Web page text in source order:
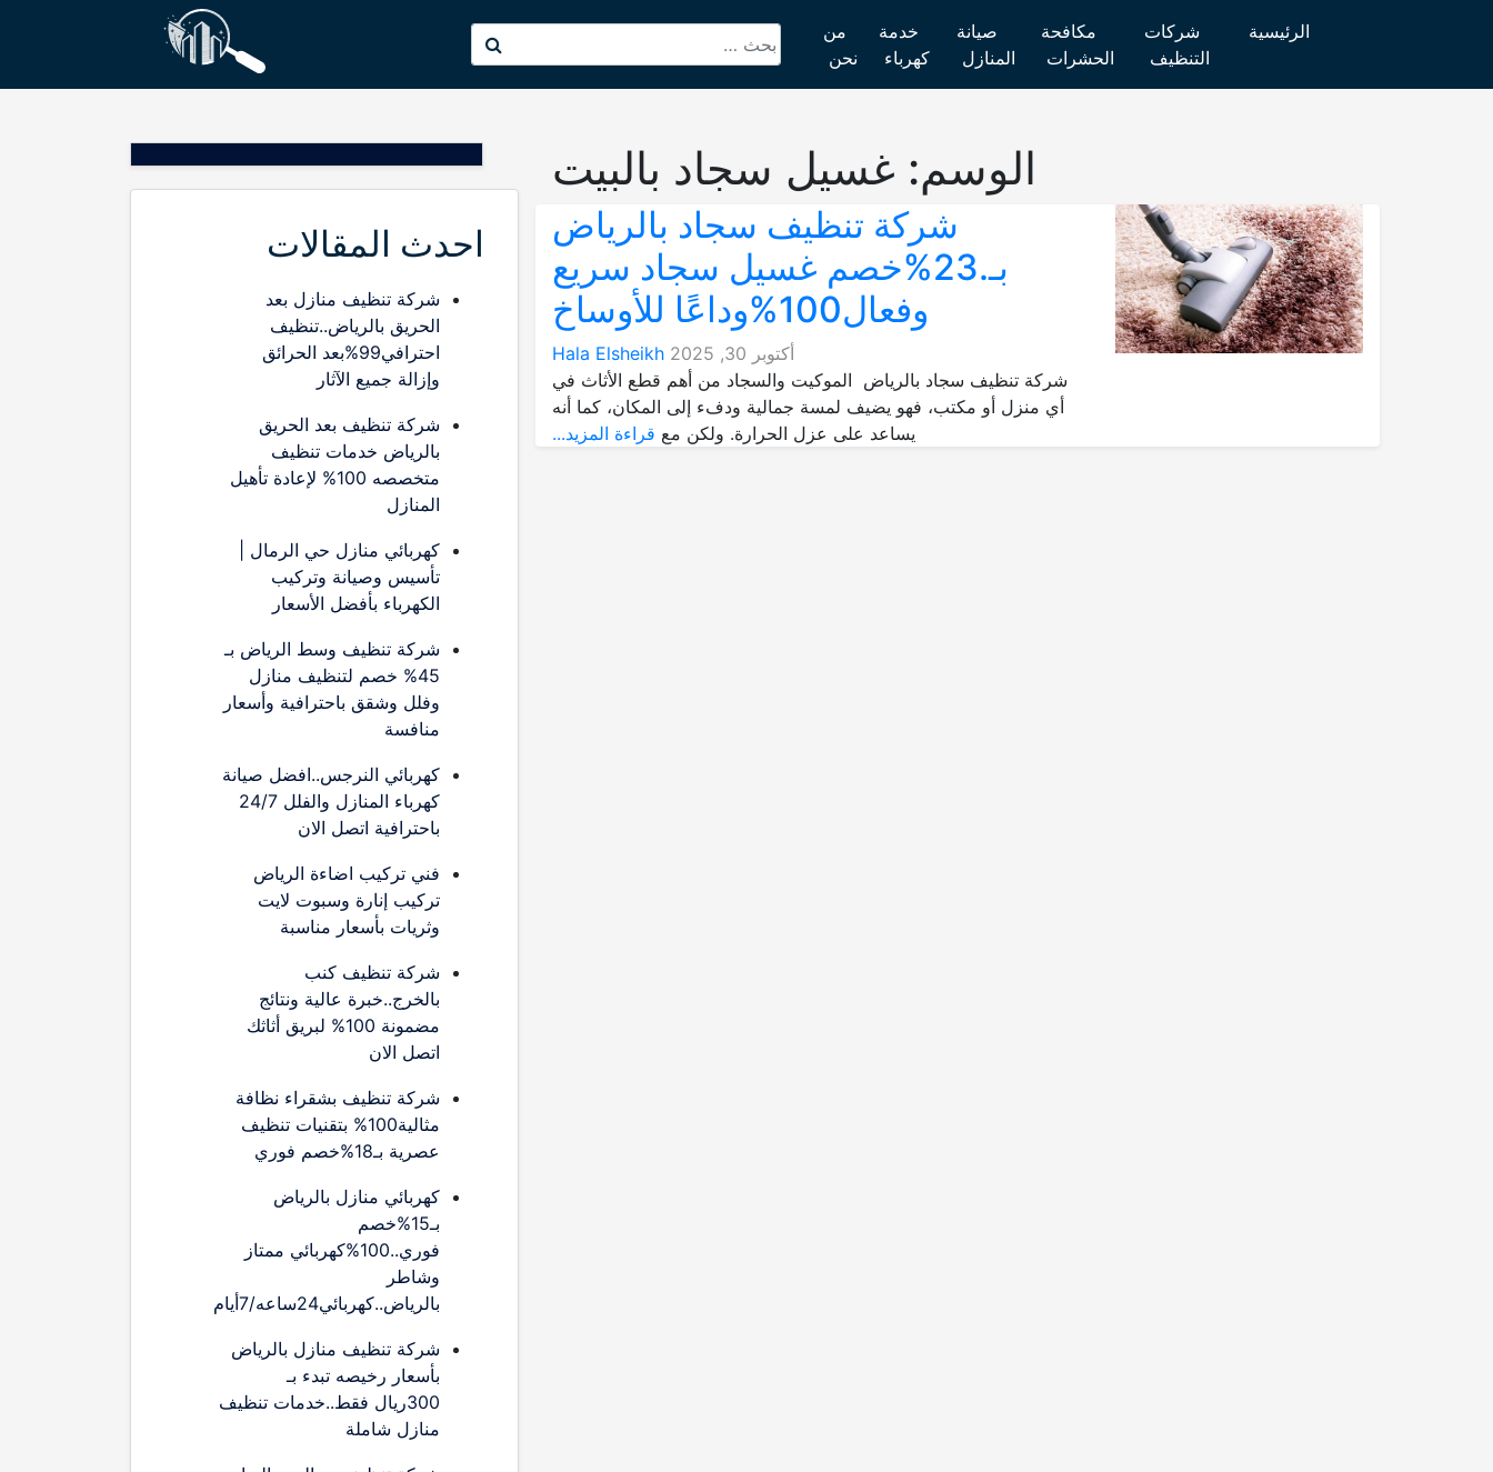
الرئيسية
شركات
التنظيف
مكافحة
الحشرات
صيانة
المنازل
خدمة
كهرباء
من
نحن
عن:
الوسم: غسيل سجاد بالبيت
شركة تنظيف سجاد بالرياض
بـ.23%خصم غسيل سجاد سريع
وفعال100%وداعًا للأوساخ
أكتوبر 30, 2025
Hala Elsheikh
شركة تنظيف سجاد بالرياض الموكيت والسجاد من أهم قطع الأثاث في
أي منزل أو مكتب، فهو يضيف لمسة جمالية ودفء إلى المكان، كما أنه
يساعد على عزل الحرارة. ولكن مع قراءة المزيد...
احدث المقالات
شركة تنظيف منازل بعد
الحريق بالرياض..تنظيف
احترافي99%بعد الحرائق
وإزالة جميع الآثار
شركة تنظيف بعد الحريق
بالرياض خدمات تنظيف
متخصصه 100% لإعادة تأهيل
المنازل
كهربائي منازل حي الرمال |
تأسيس وصيانة وتركيب
الكهرباء بأفضل الأسعار
شركة تنظيف وسط الرياض بـ
45% خصم لتنظيف منازل
وفلل وشقق باحترافية وأسعار
منافسة
كهربائي النرجس..افضل صيانة
كهرباء المنازل والفلل 24/7
باحترافية اتصل الان
فني تركيب اضاءة الرياض
تركيب إنارة وسبوت لايت
وثريات بأسعار مناسبة
شركة تنظيف كنب
بالخرج..خبرة عالية ونتائج
مضمونة 100% لبريق أثاثك
اتصل الان
شركة تنظيف بشقراء نظافة
مثالية100% بتقنيات تنظيف
عصرية بـ18%خصم فوري
كهربائي منازل بالرياض
بـ15%خصم
فوري..100%كهربائي ممتاز
وشاطر
بالرياض..كهربائي24ساعه/7أيام
شركة تنظيف منازل بالرياض
بأسعار رخيصه تبدء بـ
300ريال فقط..خدمات تنظيف
منازل شاملة